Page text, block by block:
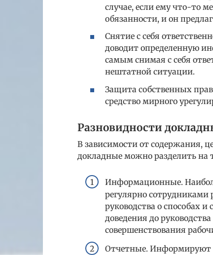
случае, если ему что-то
обязанности, и он
Снятие с себя
доводит определенную
самым снимая с себя
нештатной ситуации.
Защита собственных
средство мирного
Разновидности
В зависимости от содержания,
докладные можно разделить на
Информационные.
регулярно
руководства о способах
доведения до
совершенствования
Отчетные. Информируют